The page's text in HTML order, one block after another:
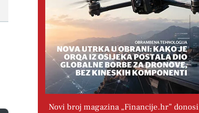
Novi broj magazina „Financije.hr” donosi